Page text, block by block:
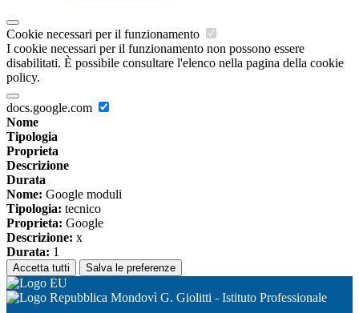
Cookie necessari per il funzionamento
I cookie necessari per il funzionamento non possono essere
disabilitati. È possibile consultare l'elenco nella pagina della cookie
policy.
docs.google.com
Nome
Tipologia
Proprieta
Descrizione
Durata
Nome: Google moduli
Tipologia: tecnico
Proprieta: Google
Descrizione: x
Durata: 1
Accetta tutti Salva le preferenze
Mondovì G. Giolitti - Istituto Professionale